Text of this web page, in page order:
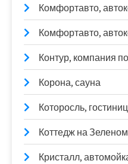
Комфортавто,
Комфортавто,
Контур, компания
Корона, сауна
Которосль,
Коттедж на Зеленом
Кристалл,